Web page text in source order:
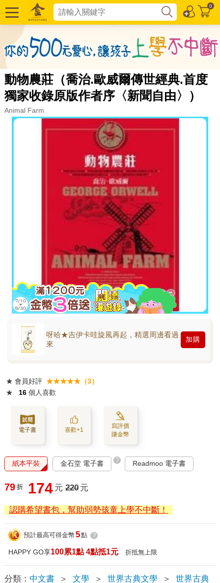
0
動物農莊（喬治.歐威爾傳世經典.首度
獨家收錄原版作者序〈新聞自由〉）
Animal Farm
呀哈★吉伊卡哇旋風再起，精選周邊看過
來
加購
★ 會員好評 ★★★★★（3）
★
16 個人喜歡
電子書 喜歡+1
寫評價
賺金幣
紙本平裝 金石堂 電子書 ? Readmoo 電子書
79 折 174 元 220 元
認購希望書包，幫助弱勢孩童上學不中斷！
預計最高可得金幣 5點 ?
HAPPY GO享100累1點 4點抵1元 折抵無上限
分類： 中文書 ＞ 文學 ＞ 世界古典文學 ＞ 世界古典